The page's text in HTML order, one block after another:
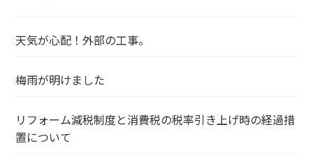
天気が心配！外部の工事。
梅雨が明けました
リフォーム減税制度と消費税の税率引き上げ時の経過措
置について